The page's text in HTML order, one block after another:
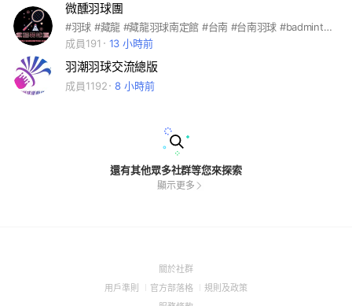
微醺羽球團
#羽球 #藏龍 #藏龍羽球南定館 #台南 #台南羽球 #badminton #臨打
成員191
13 小時前
羽潮羽球交流總版
成員1192 8 小時前
還有其他眾多社群等您來探索
顯示更多
關於社群(Open
用戶準則
(Open
官方部落格
(Open
規則及政策(Open